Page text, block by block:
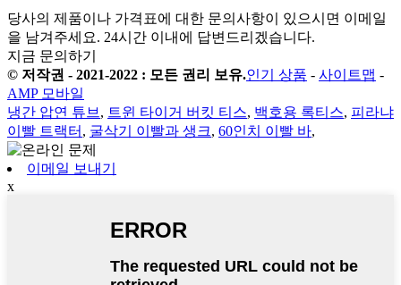
당사의 제품이나 가격표에 대한 문의사항이 있으시면 이메일
을 남겨주세요. 24시간 이내에 답변드리겠습니다.
지금 문의하기
© 저작권 - 2021-2022 : 모든 권리 보유.인기 상품 - 사이트맵 -
AMP 모바일
냉간 압연 튜브 , 트윈 타이거 버킷 티스, 백호용 록티스, 피라냐
이빨 트랙터 , 굴삭기 이빨과 생크, 60인치 이빨 바,
이메일 보내기
x